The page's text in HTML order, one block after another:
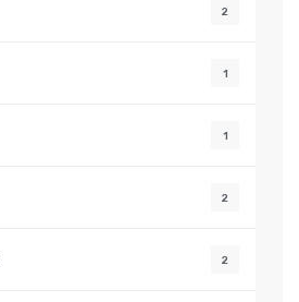
2
1
1
2
2